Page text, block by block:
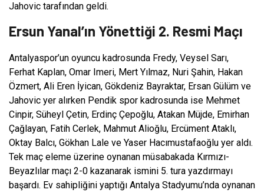
Jahovic tarafından geldi.
Ersun Yanal’ın Yönettiği 2. Resmi Maçı
Antalyaspor’un oyuncu kadrosunda Fredy, Veysel Sarı,
Ferhat Kaplan, Omar Imeri, Mert Yılmaz, Nuri Şahin, Hakan
Özmert, Ali Eren İyican, Gökdeniz Bayraktar, Ersan Gülüm ve
Jahovic yer alırken Pendik spor kadrosunda ise Mehmet
Cinpir, Süheyl Çetin, Erdinç Çepoğlu, Atakan Müjde, Emirhan
Çağlayan, Fatih Cerlek, Mahmut Alioğlu, Ercüment Ataklı,
Oktay Balcı, Gökhan Lale ve Yaser Hacımustafaoğlu yer aldı.
Tek maç eleme üzerine oynanan müsabakada Kırmızı-
Beyazlılar maçı 2-0 kazanarak ismini 5. tura yazdırmayı
başardı. Ev sahipliğini yaptığı Antalya Stadyumu’nda oynanan